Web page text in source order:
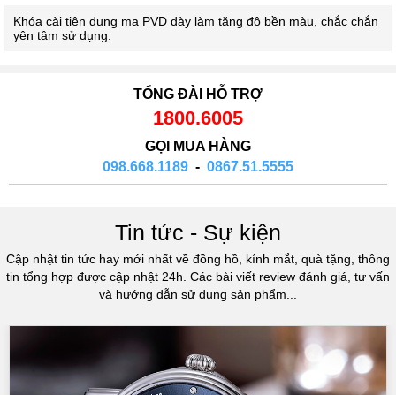
Khóa cài tiện dụng mạ PVD dày làm tăng độ bền màu, chắc chắn
yên tâm sử dụng.
TỔNG ĐÀI HỖ TRỢ
1800.6005
GỌI MUA HÀNG
098.668.1189 - 0867.51.5555
Tin tức - Sự kiện
Cập nhật tin tức hay mới nhất về đồng hồ, kính mắt, quà tặng, thông
tin tổng hợp được cập nhật 24h. Các bài viết review đánh giá, tư vấn
và hướng dẫn sử dụng sản phẩm...